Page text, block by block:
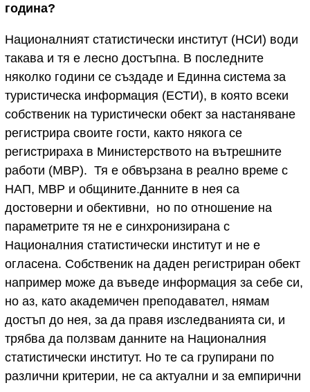
година?
Националният статистически институт (НСИ) води
такава и тя е лесно достъпна. В последните
няколко години се създаде и Единна система за
туристическа информация (ЕСТИ), в която всеки
собственик на туристически обект за настаняване
регистрира своите гости, както някога се
регистрираха в Министерството на вътрешните
работи (МВР). Тя е обвързана в реално време с
НАП, МВР и общините.Данните в нея са
достоверни и обективни, но по отношение на
параметрите тя не е синхронизирана с
Националния статистически институт и не е
огласена. Собственик на даден регистриран обект
например може да въведе информация за себе си,
но аз, като академичен преподавател, нямам
достъп до нея, за да правя изследванията си, и
трябва да ползвам данните на Националния
статистически институт. Но те са групирани по
различни критерии, не са актуални и за емпирични